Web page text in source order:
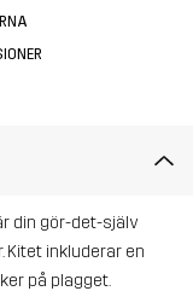
din gör-det-själv
Kitet inkluderar en
på plagget.